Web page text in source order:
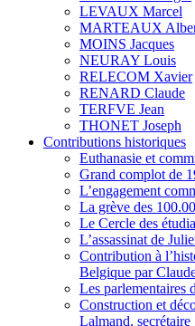
LEVAUX Marcel
MARTEAUX
MOINS Jacques
NEURAY Louis
RELECOM Xavier
RENARD Claude
TERFVE Jean
THONET Joseph
Contributions historiques
Euthanasie et
Grand complot de
L’engagement
La grève des
Le Cercle des
L’assassinat de
Contribution à
Belgique par
Les parlementaires
Construction et
Lalmand,